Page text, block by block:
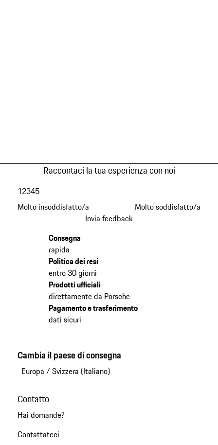
Raccontaci la tua esperienza con noi
Molto insoddisfatto/a
12345
Molto soddisfatto/a
Invia feedback
Consegna
rapida
Politica dei resi
entro 30 giorni
Prodotti ufficiali
direttamente da Porsche
Pagamento e trasferimento
dati sicuri
Cambia il paese di consegna
Europa / Svizzera (Italiano)
Contatto
Hai domande?
Contattateci